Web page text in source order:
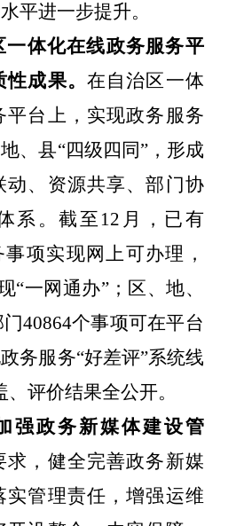
平进一步提升。
一体化在线政务服务平
成果。 在自治区一体
台上， 实现政务服务
、县“四级四同”，形成
动、资源共享、部门协
系。截至 12 月，已有
项实现网上可办理，
“一网通办”；区、地、
门40864个事项可在平台
务服务“好差评”系统线
、评价结果全公开。
强政务新媒体建设管
求，健全完善政务新媒
实管理责任，增强运维